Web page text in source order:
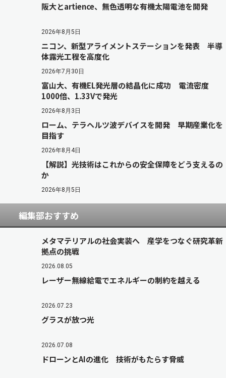
阪大とartience、無色透明な有機太陽電池を開発
2026年8月5日
ニコン、新型アライメントステーションを発表 半導
体露光工程を高度化
2026年7月30日
富山大、有機EL発光層の結晶化に成功 電流密度
1000倍、1.33Vで発光
2026年8月3日
ローム、テラヘルツ波デバイスを開発 早期産業化を
目指す
2026年8月4日
【解説】光技術はこれからの安全保障をどう支えるの
か
2026年8月5日
編集部おすすめ
メタマテリアルの社会実装へ 産学をつなぐ研究革新
拠点の挑戦
2026.08.05
レーザー無線給電でエネルギーの制約を越える
2026.07.23
グラスが放つ光
2026.07.08
ドローンとAIの進化 技術がもたらす脅威